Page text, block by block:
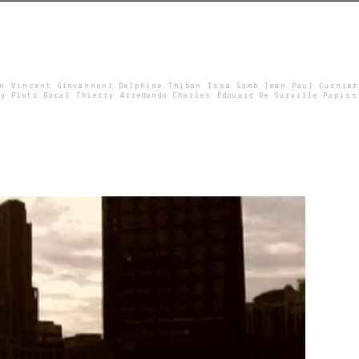
Vincent Giovannoni Delphine Thibon Issa Samb Jean Paul Curnier
Piotr Goral Thierry Arredondo Charles Édouard De Surville Papiss